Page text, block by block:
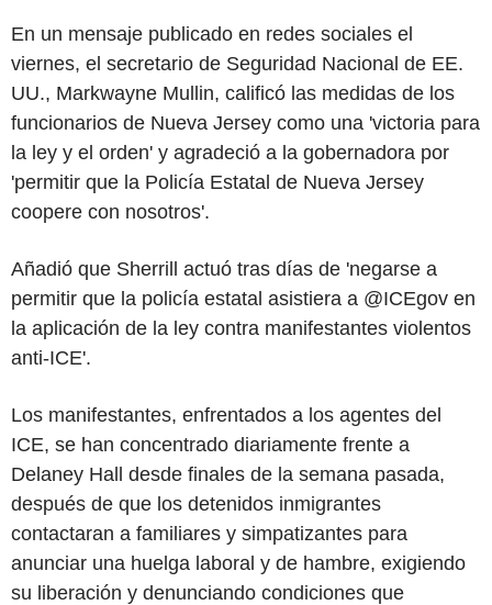
En un mensaje publicado en redes sociales el
viernes, el secretario de Seguridad Nacional de EE.
UU., Markwayne Mullin, calificó las medidas de los
funcionarios de Nueva Jersey como una 'victoria para
la ley y el orden' y agradeció a la gobernadora por
'permitir que la Policía Estatal de Nueva Jersey
coopere con nosotros'.
Añadió que Sherrill actuó tras días de 'negarse a
permitir que la policía estatal asistiera a @ICEgov en
la aplicación de la ley contra manifestantes violentos
anti-ICE'.
Los manifestantes, enfrentados a los agentes del
ICE, se han concentrado diariamente frente a
Delaney Hall desde finales de la semana pasada,
después de que los detenidos inmigrantes
contactaran a familiares y simpatizantes para
anunciar una huelga laboral y de hambre, exigiendo
su liberación y denunciando condiciones que